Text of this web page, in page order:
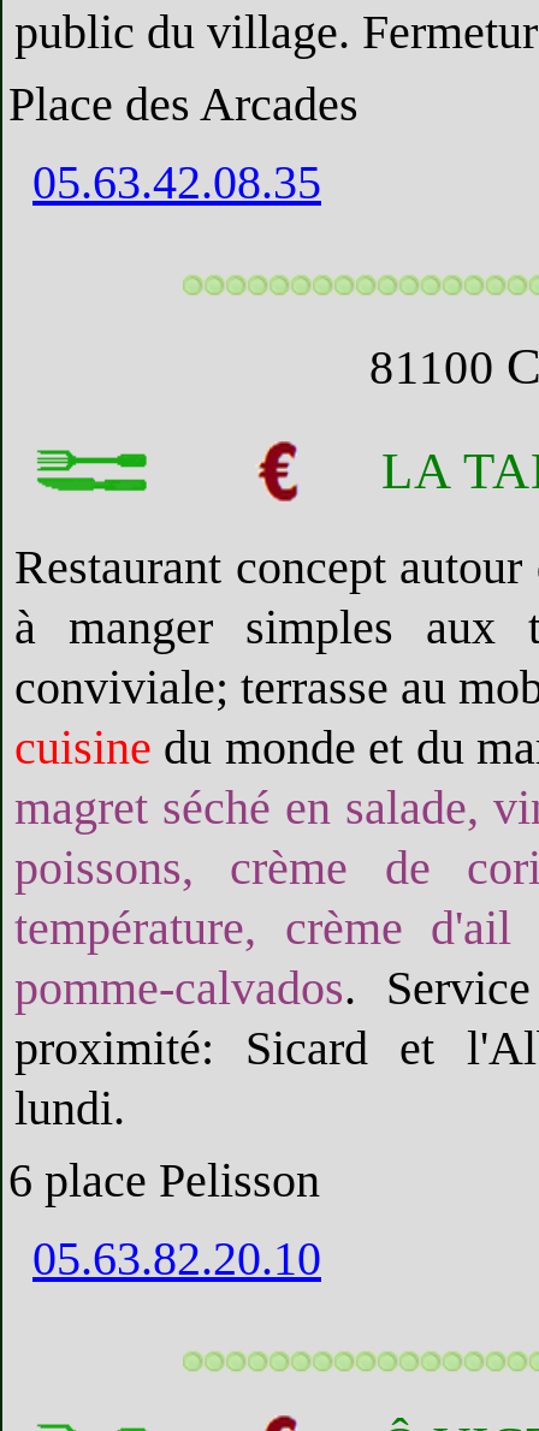
public du village.
Place des Arcades
05.63.42.08.35
81100
LA
Restaurant concept
à manger simples aux
conviviale; terrasse au
cuisine du monde et du
magret séché en salade,
poissons, crème de
température, crème
pomme-calvados.
proximité: Sicard et
lundi.
6 place Pelisson
05.63.82.20.10